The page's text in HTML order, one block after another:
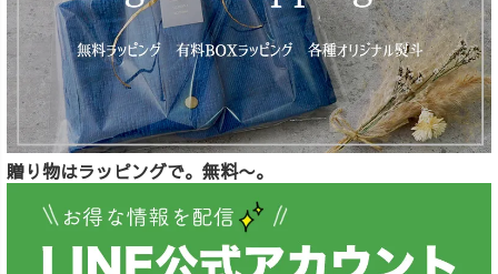
贈り物はラッピングで。無料〜。